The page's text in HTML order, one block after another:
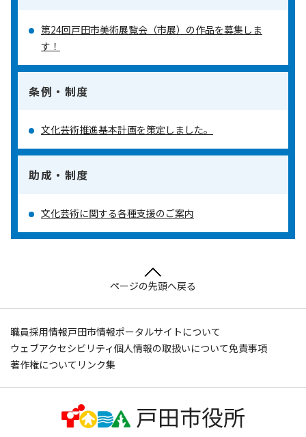
第24回戸田市美術展覧会（市展）の作品を募集しま
す！
条例・制度
文化芸術推進基本計画を策定しました。
助成・制度
文化芸術に関する各種支援のご案内
ページの先頭へ戻る
職員採用情報戸田市情報ポータルサイトについて
ウェブアクセシビリティ個人情報の取扱いについて免責事項
著作権について リンク集